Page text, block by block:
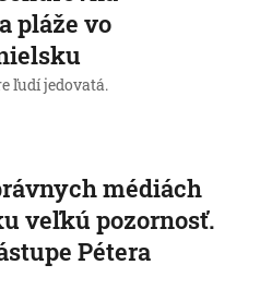
pláže vo
ľudí jedovatá.
médiách
veľkú pozornosť.
Pétera